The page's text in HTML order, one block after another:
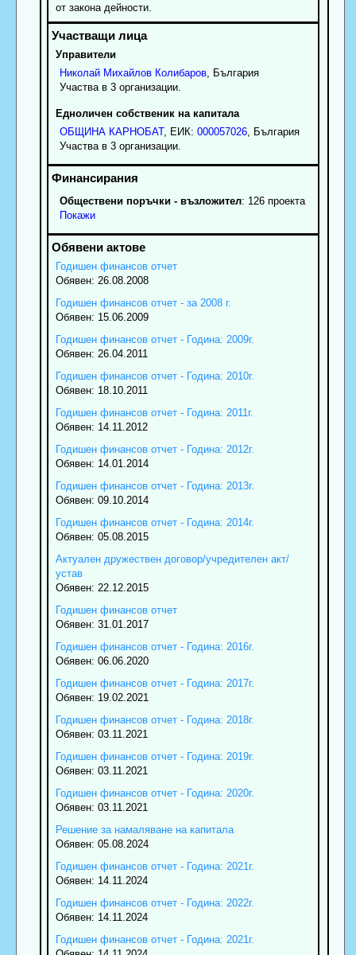
от закона дейности.
Управители
Николай Михайлов Колибаров, България
Участва в 3 организации.
Едноличен собственик на капитала
ОБЩИНА КАРНОБАТ, ЕИК: 000057026, България
Участва в 3 организации.
Обществени поръчки - възложител: 126 проекта
Покажи
Годишен финансов отчет
Обявен: 26.08.2008
Годишен финансов отчет - за 2008 г.
Обявен: 15.06.2009
Годишен финансов отчет - Година: 2009г.
Обявен: 26.04.2011
Годишен финансов отчет - Година: 2010г.
Обявен: 18.10.2011
Годишен финансов отчет - Година: 2011г.
Обявен: 14.11.2012
Годишен финансов отчет - Година: 2012г.
Обявен: 14.01.2014
Годишен финансов отчет - Година: 2013г.
Обявен: 09.10.2014
Годишен финансов отчет - Година: 2014г.
Обявен: 05.08.2015
Актуален дружествен договор/учредителен акт/
устав
Обявен: 22.12.2015
Годишен финансов отчет
Обявен: 31.01.2017
Годишен финансов отчет - Година: 2016г.
Обявен: 06.06.2020
Годишен финансов отчет - Година: 2017г.
Обявен: 19.02.2021
Годишен финансов отчет - Година: 2018г.
Обявен: 03.11.2021
Годишен финансов отчет - Година: 2019г.
Обявен: 03.11.2021
Годишен финансов отчет - Година: 2020г.
Обявен: 03.11.2021
Решение за намаляване на капитала
Обявен: 05.08.2024
Годишен финансов отчет - Година: 2021г.
Обявен: 14.11.2024
Годишен финансов отчет - Година: 2022г.
Обявен: 14.11.2024
Годишен финансов отчет - Година: 2021г.